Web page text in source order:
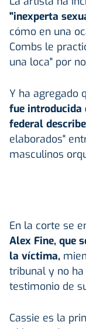
"inexperta
cómo en una
Combs le
una loca" por
Y ha agregado
fue introducida
federal
elaborados"
masculinos
En la corte se
Alex Fine, que
la víctima,
tribunal y no
testimonio de
Cassie es la